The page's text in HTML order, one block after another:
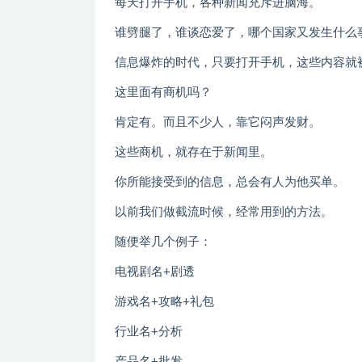
每天打开手机，各种新闻充斥进脑海。
谁劈腿了，谁谈恋爱了，哪个国家又发生什么
信息爆炸的时代，只要打开手机，这些内容就
这里面有商机吗？
肯定有。而且不少人，靠它闷声发财。
这些商机，就存在于新闻里。
你所能接受到的信息，总会有人为他买单。
以前我们做截流时候，经常用到的方法。
随便举几个例子：
电视剧名+剧透
游戏名+攻略+礼包
行业名+分析